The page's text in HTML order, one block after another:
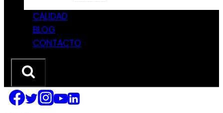
CALIDAD
BLOG
CONTACTO